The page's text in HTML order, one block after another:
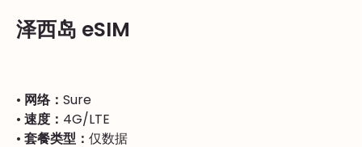
泽西岛 eSIM
• 网络： Sure
• 速度： 4G/LTE
• 套餐类型： 仅数据